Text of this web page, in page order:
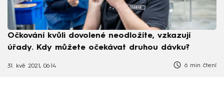
Očkování kvůli dovolené neodložíte, vzkazují
úřady. Kdy můžete očekávat druhou dávku?
31. kvě 2021, 06:14 6 min čtení